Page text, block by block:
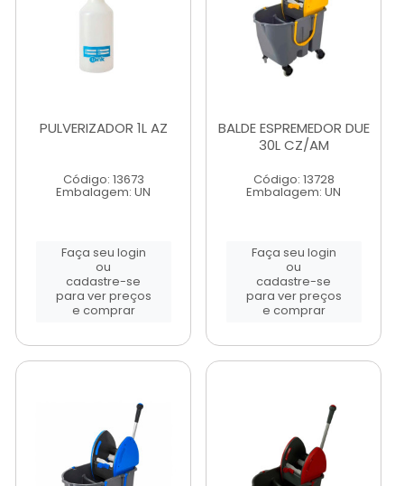
PULVERIZADOR 1L AZ
Código: 13673
Embalagem: UN
Faça seu login
ou
cadastre-se
para ver preços
e comprar
BALDE ESPREMEDOR DUE
30L CZ/AM
Código: 13728
Embalagem: UN
Faça seu login
ou
cadastre-se
para ver preços
e comprar